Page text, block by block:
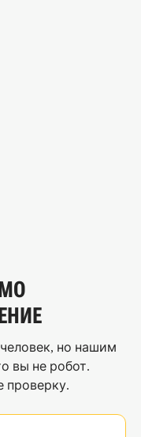
но нашим
вы не робот.
проверку.